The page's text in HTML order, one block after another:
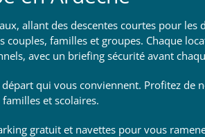
allant des descentes courtes pour
couples, familles et groupes. Chaque
avec un briefing sécurité avant
qui vous conviennent. Profitez de
familles et scolaires.
gratuit et navettes pour vous